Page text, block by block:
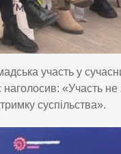
участь у
«Участь
суспільства».